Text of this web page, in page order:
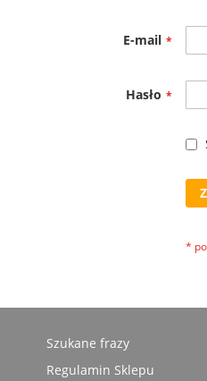
E-mail
Hasło
Szukane frazy
Regulamin Sklepu